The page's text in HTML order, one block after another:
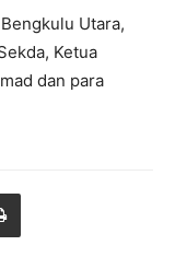
Utara,
Ketua
dan para